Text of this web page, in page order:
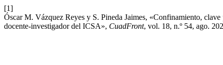
[1]
Óscar M. Vázquez Reyes y S. Pineda Jaimes, «Confinamiento,
docente-investigador del ICSA», CuadFront, vol. 18, n.º 54, ago.